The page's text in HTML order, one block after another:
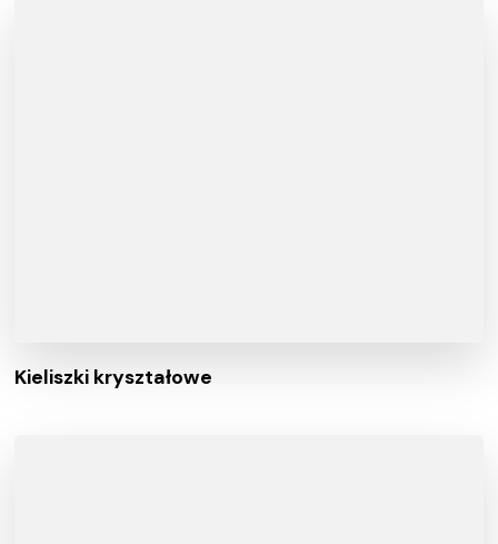
Kieliszki kryształowe